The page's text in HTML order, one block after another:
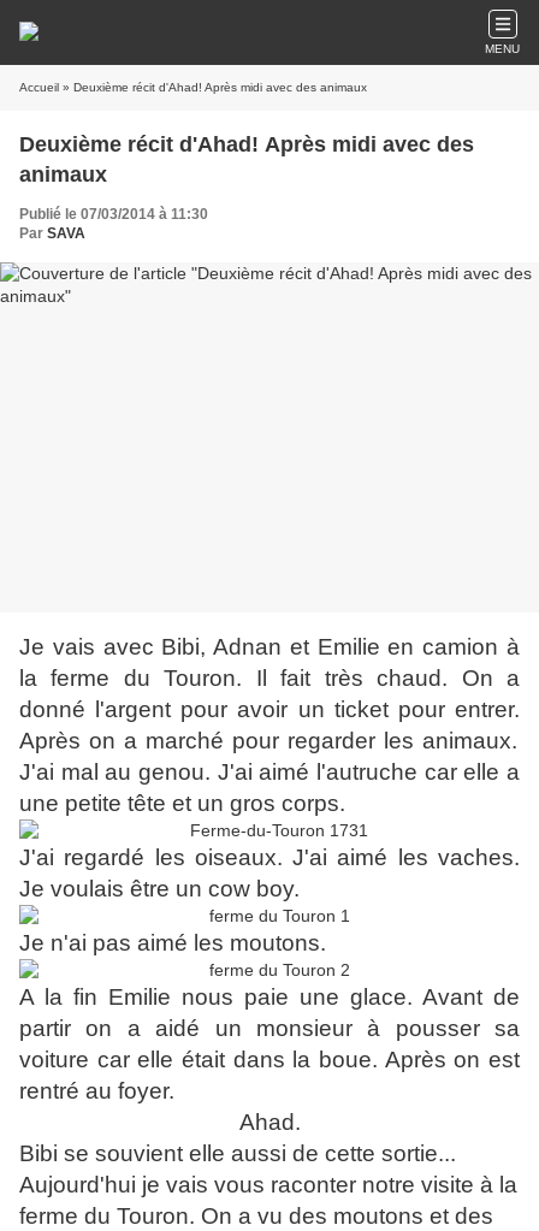
MENU
Accueil » Deuxième récit d'Ahad! Après midi avec des animaux
Deuxième récit d'Ahad! Après midi avec des
animaux
Publié le 07/03/2014 à 11:30
Par SAVA
Je vais avec Bibi, Adnan et Emilie en camion à
la ferme du Touron. Il fait très chaud. On a
donné l'argent pour avoir un ticket pour entrer.
Après on a marché pour regarder les animaux.
J'ai mal au genou. J'ai aimé l'autruche car elle a
une petite tête et un gros corps.
J'ai regardé les oiseaux. J'ai aimé les vaches.
Je voulais être un cow boy.
Je n'ai pas aimé les moutons.
A la fin Emilie nous paie une glace. Avant de
partir on a aidé un monsieur à pousser sa
voiture car elle était dans la boue. Après on est
rentré au foyer.
Ahad.
Bibi se souvient elle aussi de cette sortie...
Aujourd'hui je vais vous raconter notre visite à la
ferme du Touron. On a vu des moutons et des